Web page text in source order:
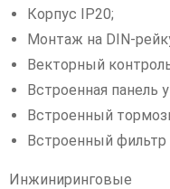
Корпус IP20;
Монтаж на DIN-
Векторный
Встроенная панель
Встроенный
Встроенный